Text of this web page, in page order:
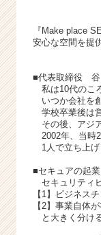
『Make place
安心な空間を提
■代表取締役 谷
私は10代のこ
いつか会社を
学校卒業後は
その後、アジ
2002年、当時
1人で立ち上げ
■セキュアの起業
セキュリティ
【1】ビジネス
【2】事業自体
と大きく分け